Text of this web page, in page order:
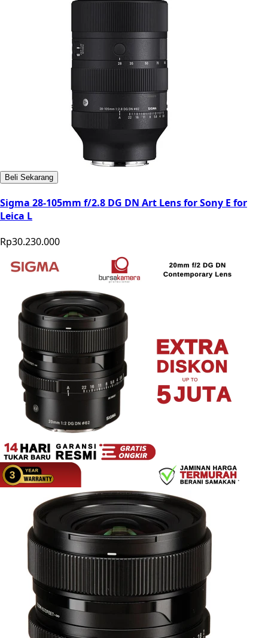
Beli Sekarang
Sigma 28-105mm f/2.8 DG DN Art Lens for Sony E for
Leica L
Rp30.230.000